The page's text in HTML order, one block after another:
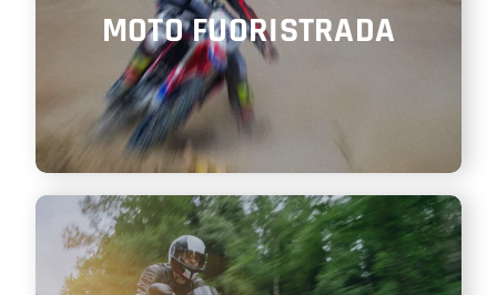
MOTO FUORISTRADA